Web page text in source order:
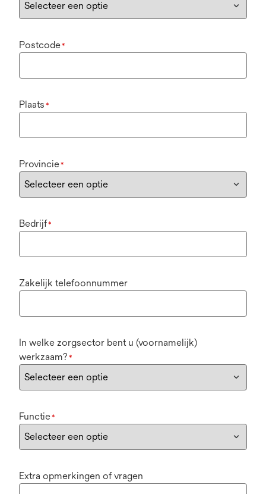
Postcode*
Plaats *
Provincie*
Bedrijf*
Zakelijk telefoonnummer
In welke zorgsector bent u (voornamelijk)
werkzaam? *
Functie*
Extra opmerkingen of vragen